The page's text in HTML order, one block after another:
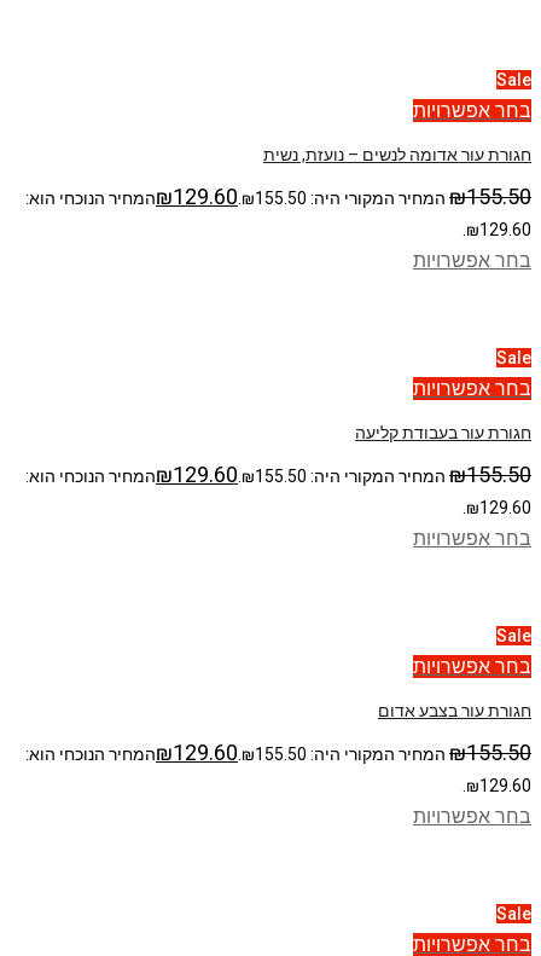
Sale
בחר אפשרויות
חגורת עור אדומה לנשים – נועזת, נשית
₪155.50 המחיר המקורי היה: ₪155.50. ₪129.60
המחיר הנוכחי הוא:
₪129.60.
בחר אפשרויות
Sale
בחר אפשרויות
חגורת עור בעבודת קליעה
₪155.50 המחיר המקורי היה: ₪155.50. ₪129.60
המחיר הנוכחי הוא:
₪129.60.
בחר אפשרויות
Sale
בחר אפשרויות
חגורת עור בצבע אדום
₪155.50 המחיר המקורי היה: ₪155.50. ₪129.60
המחיר הנוכחי הוא:
₪129.60.
בחר אפשרויות
Sale
בחר אפשרויות